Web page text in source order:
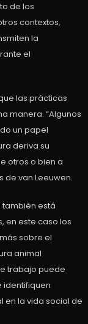
de los
contextos,
la
el
las prácticas
manera. “Algunos
un papel
deriva su
otros o bien a
de van Leeuwen.
también está
en este caso los
sobre el
animal
trabajo puede
identifiquen
en la vida social de